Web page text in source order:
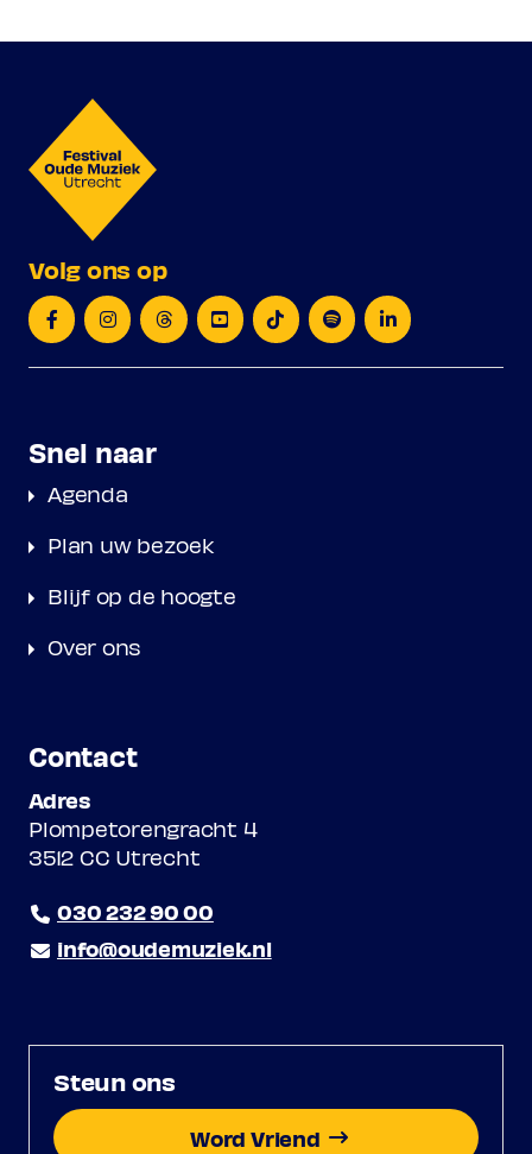
Volg ons op
Snel naar
Agenda
Plan uw bezoek
Blijf op de hoogte
Over ons
Contact
Adres
Plompetorengracht 4
3512 CC Utrecht
030 232 90 00
info@oudemuziek.nl
Steun ons
Word Vriend